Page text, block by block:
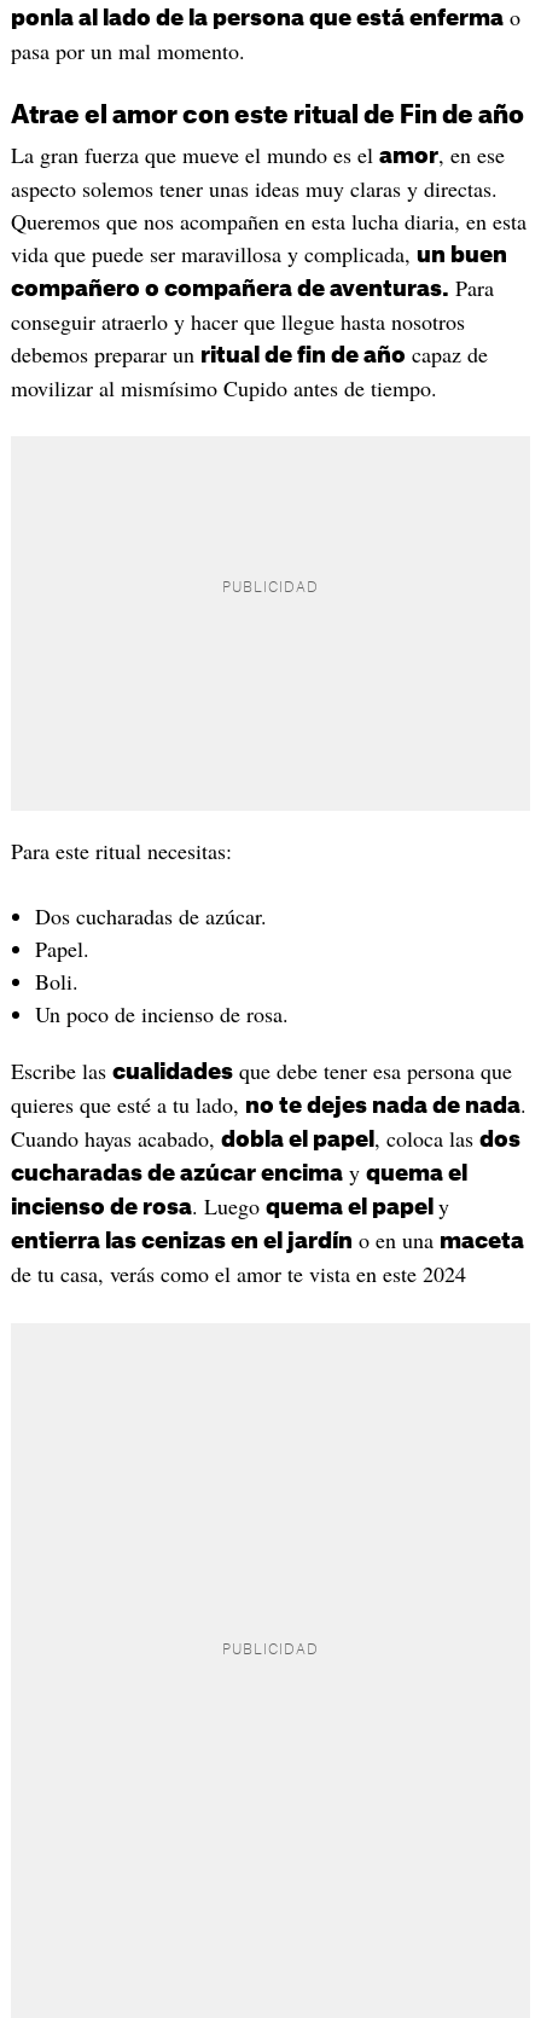
ponla al lado de la persona que está enfermao
pasa por un mal momento.
Atrae el amor con este ritual de Fin de año
La gran fuerza que mueve el mundo es el amor, en ese
aspecto solemos tener unas ideas muy claras y directas.
Queremos que nos acompañen en esta lucha diaria, en esta
vida que puede ser maravillosa y complicada, un buen
compañero o compañera de aventuras. Para
conseguir atraerlo y hacer que llegue hasta nosotros
debemos preparar un ritual de fin de año capaz de
movilizar al mismísimo Cupido antes de tiempo.
Para este ritual necesitas:
Dos cucharadas de azúcar.
Papel.
Boli.
Un poco de incienso de rosa.
Escribe las cualidadesque debe tener esa persona que
quieres que esté a tu lado, no te dejes nada de nada.
Cuando hayas acabado, dobla el papel , coloca las dos
cucharadas de azúcar encimay quema el
incienso de rosa. Luego quema el papel y
entierra las cenizas en el jardín o en una maceta
de tu casa, verás como el amor te vista en este 2024